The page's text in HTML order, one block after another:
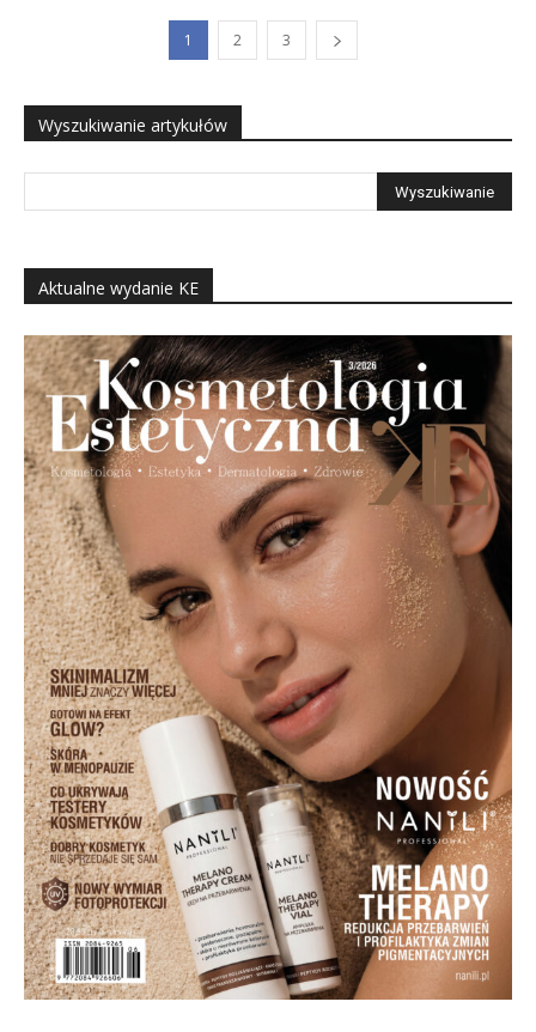
1 2 3
Wyszukiwanie artykułów
Aktualne wydanie KE